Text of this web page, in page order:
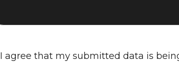
I agree that my submitted data is